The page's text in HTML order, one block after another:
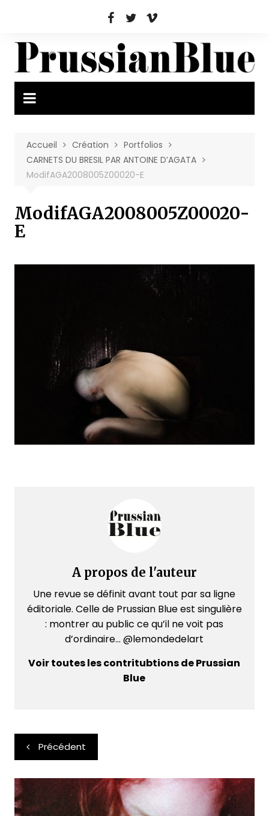
Accueil Création
Portfolios
CARNETS DU BRESIL PAR ANTOINE D’AGATA
ModifAGA2008005Z00020-E
ModifAGA2008005Z00020-
E
A propos de l'auteur
Une revue se définit avant tout par sa ligne
éditoriale. Celle de Prussian Blue est singulière
: montrer au public ce qu’il ne voit pas
d’ordinaire... @lemondedelart
Voir toutes les contritubtions de Prussian
Blue
Navigation
de
l’article
Précédent